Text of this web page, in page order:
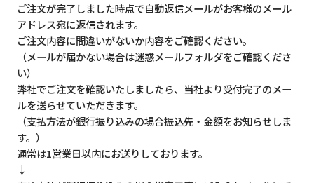
ご注文が完了しました時点で自動返信メールがお客様のメール
アドレス宛に返信されます。
ご注文内容に間違いがないか内容をご確認ください。
（メールが届かない場合は迷惑メールフォルダをご確認くださ
い）
弊社でご注文を確認いたしましたら、当社より受付完了のメー
ルを送らせていただきます。
（支払方法が銀行振り込みの場合振込先・金額をお知らせしま
す。）
通常は1営業日以内にお送りしております。
↓